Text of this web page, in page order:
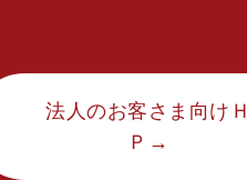
法人のお客さま向けＨ
Ｐ→